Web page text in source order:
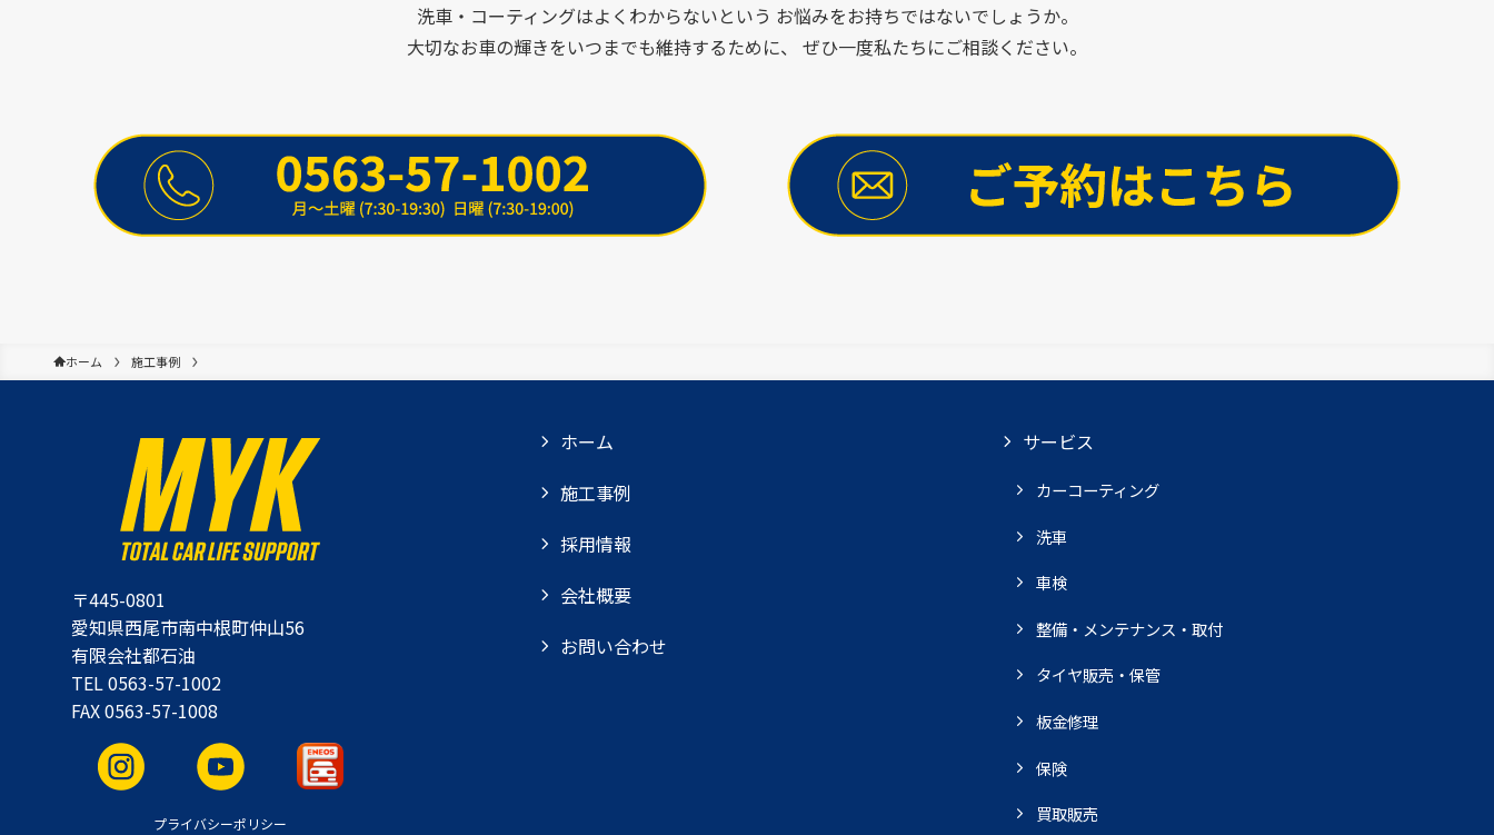
洗車・コーティングはよくわからないという お悩みをお持ちではないでしょうか。
大切なお車の輝きをいつまでも維持するために、 ぜひ一度私たちにご相談ください。
ホーム 施工事例
〒445-0801
愛知県西尾市南中根町仲山56
有限会社都石油
TEL 0563-57-1002
FAX 0563-57-1008
プライバシーポリシー
ホーム
施工事例
採用情報
会社概要
お問い合わせ
サービス
カーコーティング
洗車
車検
整備・メンテナンス・取付
タイヤ販売・保管
板金修理
保険
買取販売